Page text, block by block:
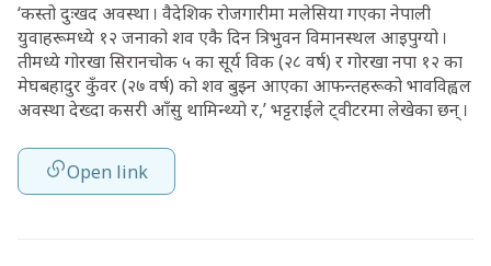
‘कस्तो दुःखद अवस्था । वैदेशिक रोजगारीमा मलेसिया गएका नेपाली
युवाहरूमध्ये १२ जनाको शव एकै दिन त्रिभुवन विमानस्थल आइपुग्यो ।
तीमध्ये गोरखा सिरानचोक ५ का सूर्य विक (२८ वर्ष) र गोरखा नपा १२ का
मेघबहादुर कुँवर (२७ वर्ष) को शव बुझ्न आएका आफन्तहरूको भावविह्वल
अवस्था देख्दा कसरी आँसु थामिन्थ्यो र,’ भट्टराईले ट्वीटरमा लेखेका छन् ।
Open link